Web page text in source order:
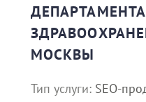
ДЕПАРТАМЕНТА
МОСКВЫ
Тип услуги: SEO-